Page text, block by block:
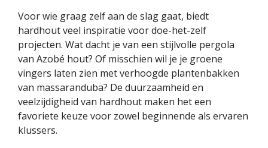
Voor wie graag zelf aan de slag gaat, biedt
hardhout veel inspiratie voor doe-het-zelf
projecten. Wat dacht je van een stijlvolle pergola
van Azobé hout? Of misschien wil je je groene
vingers laten zien met verhoogde plantenbakken
van massaranduba? De duurzaamheid en
veelzijdigheid van hardhout maken het een
favoriete keuze voor zowel beginnende als ervaren
klussers.